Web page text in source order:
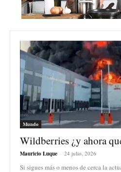
Mundo
Wildberries ¿y ahora
Mauricio Luque - 24 julio, 2026
Si sigues más o menos de cerca la